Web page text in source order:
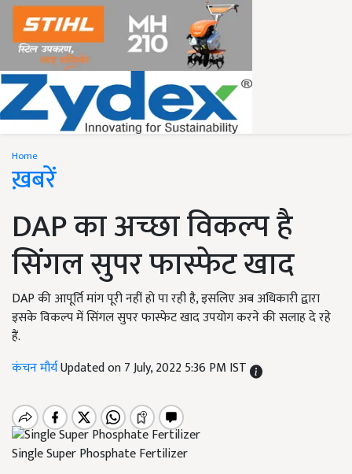
Home
ख़बरें
DAP का अच्छा विकल्प है
सिंगल सुपर फास्फेट खाद
DAP की आपूर्ति मांग पूरी नहीं हो पा रही है, इसलिए अब अधिकारी द्वारा
इसके विकल्प में सिंगल सुपर फास्फेट खाद उपयोग करने की सलाह दे रहे
हैं.
कंचन मौर्यUpdated on 7 July, 2022 5:36 PM IST
Single Super Phosphate Fertilizer